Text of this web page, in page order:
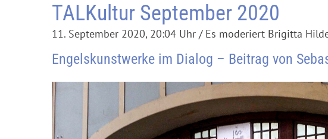
TALKultur September 2020
11. September 2020, 20:04 Uhr / Es moderiert Brigitta
Engelskunstwerke im Dialog – Beitrag von